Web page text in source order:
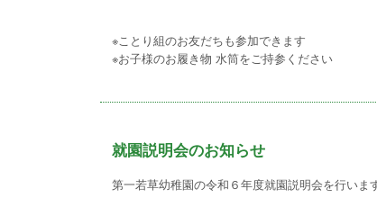
※ことり組のお友だちも参加できます
※お子様のお履き物 水筒をご持参ください
就園説明会のお知らせ
第一若草幼稚園の令和６年度就園説明会を行いま